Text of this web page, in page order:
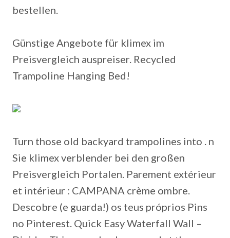
bestellen.
Günstige Angebote für klimex im
Preisvergleich auspreiser. Recycled
Trampoline Hanging Bed!
Turn those old backyard trampolines into . n
Sie klimex verblender bei den großen
Preisvergleich Portalen. Parement extérieur
et intérieur : CAMPANA crème ombre.
Descobre (e guarda!) os teus próprios Pins
no Pinterest. Quick Easy Waterfall Wall –